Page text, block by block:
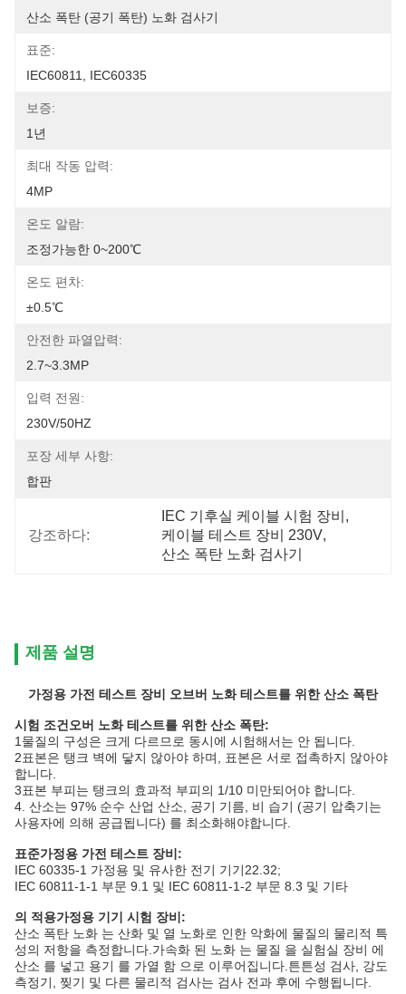
산소 폭탄 (공기 폭탄) 노화 검사기
표준:
IEC60811, IEC60335
보증:
1년
최대 작동 압력:
4MP
온도 알람:
조정가능한 0~200℃
온도 편차:
±0.5℃
안전한 파열압력:
2.7~3.3MP
입력 전원:
230V/50HZ
포장 세부 사항:
합판
강조하다:
IEC 기후실 케이블 시험 장비 ,
케이블 테스트 장비 230V,
산소 폭탄 노화 검사기
제품 설명
가정용 가전 테스트 장비 오브버 노화 테스트를 위한 산소 폭탄
시험 조건 오버 노화 테스트를 위한 산소 폭탄:
1물질의 구성은 크게 다르므로 동시에 시험해서는 안 됩니다.
2표본은 탱크 벽에 닿지 않아야 하며, 표본은 서로 접촉하지 않아야
합니다.
3표본 부피는 탱크의 효과적 부피의 1/10 미만되어야 합니다.
4. 산소는 97% 순수 산업 산소, 공기 기름, 비 습기 (공기 압축기는
사용자에 의해 공급됩니다) 를 최소화해야합니다.
표준가정용 가전 테스트 장비 :
IEC 60335-1 가정용 및 유사한 전기 기기22.32;
IEC 60811-1-1 부문 9.1 및 IEC 60811-1-2 부문 8.3 및 기타
의 적용가정용 기기 시험 장비:
산소 폭탄 노화 는 산화 및 열 노화로 인한 악화에 물질의 물리적 특
성의 저항을 측정합니다.가속화 된 노화 는 물질 을 실험실 장비 에
산소 를 넣고 용기 를 가열 함 으로 이루어집니다.튼튼성 검사, 강도
측정기, 찢기 및 다른 물리적 검사는 검사 전과 후에 수행됩니다.